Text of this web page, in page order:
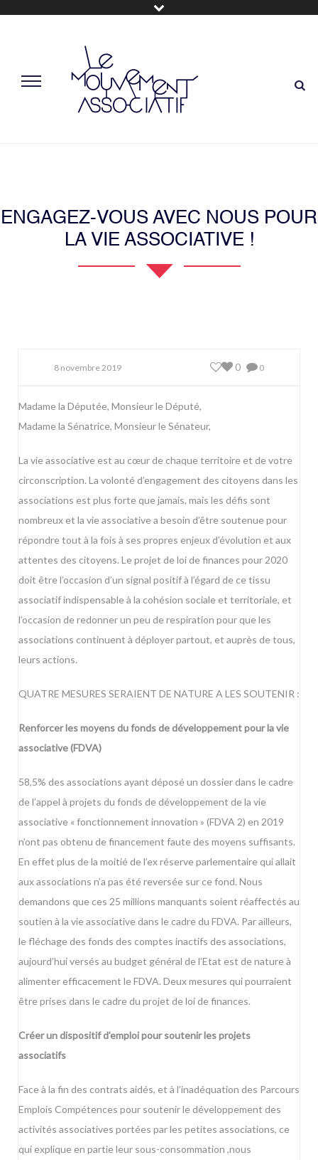
ENGAGEZ-VOUS AVEC NOUS POUR
LA VIE ASSOCIATIVE !
8 novembre 2019 0
0
Madame la Députée, Monsieur le Député,
Madame la Sénatrice, Monsieur le Sénateur,
La vie associative est au cœur de chaque territoire et de votre
circonscription. La volonté d’engagement des citoyens dans les
associations est plus forte que jamais, mais les défis sont
nombreux et la vie associative a besoin d’être soutenue pour
répondre tout à la fois à ses propres enjeux d’évolution et aux
attentes des citoyens. Le projet de loi de finances pour 2020
doit être l’occasion d’un signal positif à l’égard de ce tissu
associatif indispensable à la cohésion sociale et territoriale, et
l’occasion de redonner un peu de respiration pour que les
associations continuent à déployer partout, et auprès de tous,
leurs actions.
QUATRE MESURES SERAIENT DE NATURE A LES SOUTENIR :
Renforcer les moyens du fonds de développement pour la vie
associative (FDVA)
58,5% des associations ayant déposé un dossier dans le cadre
de l’appel à projets du fonds de développement de la vie
associative « fonctionnement innovation » (FDVA 2) en 2019
n’ont pas obtenu de financement faute des moyens suffisants.
En effet plus de la moitié de l’ex réserve parlementaire qui allait
aux associations n’a pas été reversée sur ce fond. Nous
demandons que ces 25 millions manquants soient réaffectés au
soutien à la vie associative dans le cadre du FDVA. Par ailleurs,
le fléchage des fonds des comptes inactifs des associations,
aujourd’hui versés au budget général de l’Etat est de nature à
alimenter efficacement le FDVA. Deux mesures qui pourraient
être prises dans le cadre du projet de loi de finances.
Créer un dispositif d’emploi pour soutenir les projets
associatifs
Face à la fin des contrats aidés, et à l’inadéquation des Parcours
Emplois Compétences pour soutenir le développement des
activités associatives portées par les petites associations, ce
qui explique en partie leur sous-consommation ,nous